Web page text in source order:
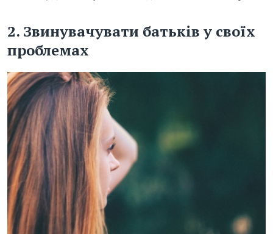
2. Звинувачувати батьків у своїх
проблемах